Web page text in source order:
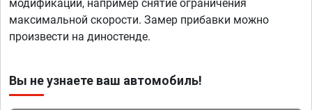
модификации, например снятие ограничения
максимальной скорости. Замер прибавки можно
произвести на диностенде.
Вы не узнаете ваш автомобиль!